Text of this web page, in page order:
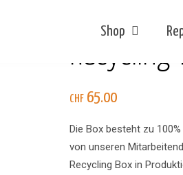
Shop
CHF 65.00
Die Box besteht zu
von unseren
Recycling Box in